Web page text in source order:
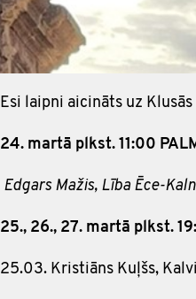
Esi laipni aicināts uz
24. martā plkst. 11:00
Edgars Mažis, Lība Ēce-
25., 26., 27. martā plkst.
25.03. Kristiāns Kuļšs,